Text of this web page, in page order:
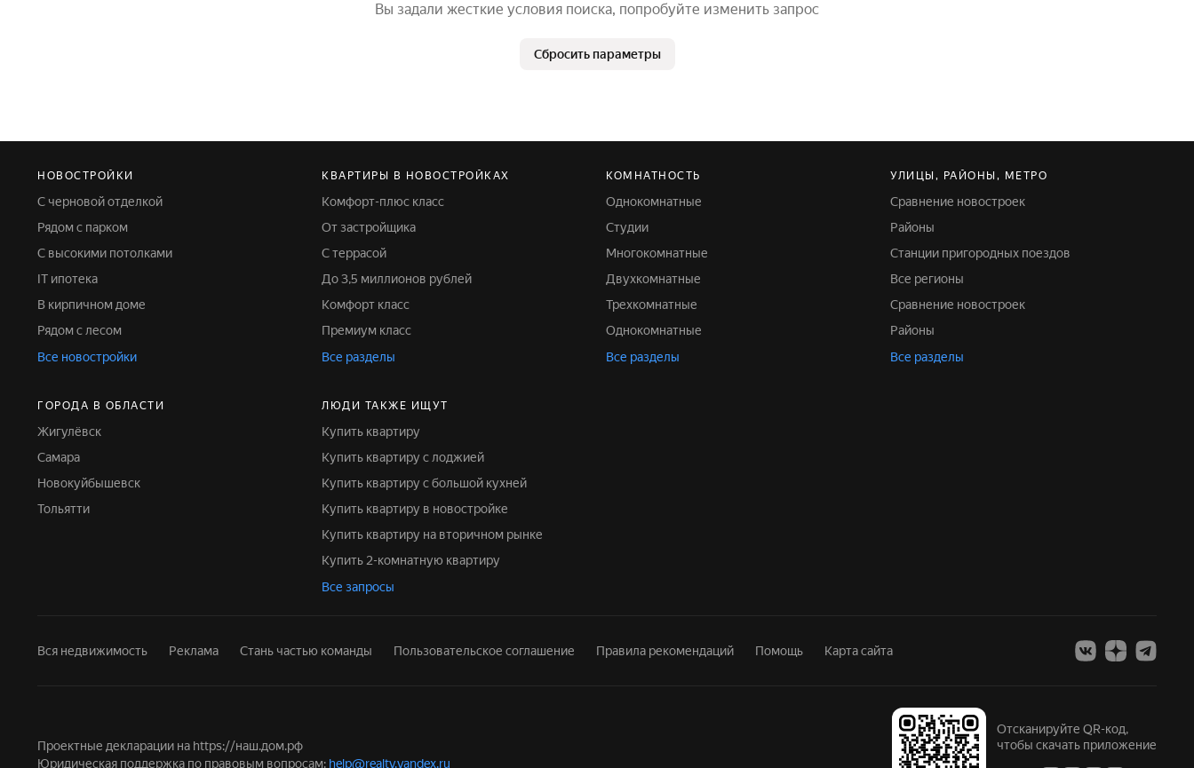
Вы задали жесткие условия поиска, попробуйте изменить запрос
Сбросить параметры
НОВОСТРОЙКИ
С черновой отделкой
Рядом с парком
С высокими потолками
IT ипотека
В кирпичном доме
Рядом с лесом
Все новостройки
КВАРТИРЫ В НОВОСТРОЙКАХ
Комфорт-плюс класс
От застройщика
С террасой
До 3,5 миллионов рублей
Комфорт класс
Премиум класс
Все разделы
КОМНАТНОСТЬ
Однокомнатные
Студии
Многокомнатные
Двухкомнатные
Трехкомнатные
Однокомнатные
Все разделы
УЛИЦЫ, РАЙОНЫ, МЕТРО
Сравнение новостроек
Районы
Станции пригородных поездов
Все регионы
Сравнение новостроек
Районы
Все разделы
ГОРОДА В ОБЛАСТИ
Жигулёвск
Самара
Новокуйбышевск
Тольятти
ЛЮДИ ТАКЖЕ ИЩУТ
Купить квартиру
Купить квартиру с лоджией
Купить квартиру с большой кухней
Купить квартиру в новостройке
Купить квартиру на вторичном рынке
Купить 2-комнатную квартиру
Все запросы
Вся недвижимость Реклама Стань частью команды Пользовательское соглашение Правила рекомендаций Помощь Карта сайта
Проектные декларации на https://наш.дом.рф
Юридическая поддержка по правовым вопросам: help@realty.yandex.ru
Отсканируйте QR-код,
чтобы скачать приложение